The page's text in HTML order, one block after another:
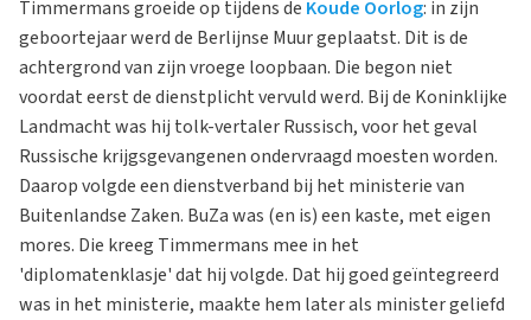
Timmermans groeide op tijdens de Koude Oorlog: in zijn
geboortejaar werd de Berlijnse Muur geplaatst. Dit is de
achtergrond van zijn vroege loopbaan. Die begon niet
voordat eerst de dienstplicht vervuld werd. Bij de Koninklijke
Landmacht was hij tolk-vertaler Russisch, voor het geval
Russische krijgsgevangenen ondervraagd moesten worden.
Daarop volgde een dienstverband bij het ministerie van
Buitenlandse Zaken. BuZa was (en is) een kaste, met eigen
mores. Die kreeg Timmermans mee in het
'diplomatenklasje' dat hij volgde. Dat hij goed geïntegreerd
was in het ministerie, maakte hem later als minister geliefd